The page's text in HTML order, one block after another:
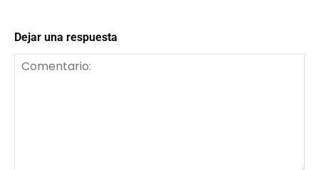
Dejar una respuesta